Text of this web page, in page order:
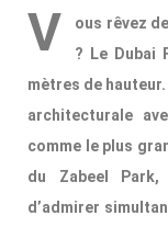
V
ous rêvez
? Le Dubai
mètres de
architecturale
comme le plus
du Zabeel
d’admirer